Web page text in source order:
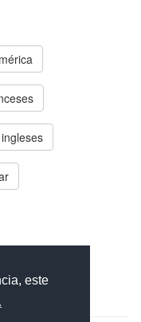
este